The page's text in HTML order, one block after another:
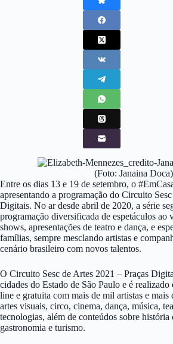
(Foto: Janaina Doca)
Entre os dias 13 e 19 de setembro, o
apresentando a programação do Circuito
Digitais. No ar desde abril de 2020, a série
programação diversificada de espetáculos ao
shows, apresentações de teatro e dança, e
famílias, sempre mesclando artistas e
cenário brasileiro com novos talentos.
O Circuito Sesc de Artes 2021 – Praças
cidades do Estado de São Paulo e é
line e gratuita com mais de mil artistas e mais
artes visuais, circo, cinema, dança, música,
tecnologias, além de conteúdos sobre história
gastronomia e turismo.